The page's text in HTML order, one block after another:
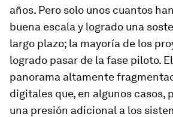
años. Pero solo unos cuantos
buena escala y logrado una
largo plazo; la mayoría de los
logrado pasar de la fase piloto.
panorama altamente
digitales que, en algunos casos,
una presión adicional a los